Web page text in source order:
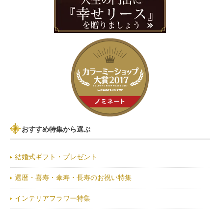
おすすめ特集から選ぶ
結婚式ギフト・プレゼント
還暦・喜寿・傘寿・長寿のお祝い特集
インテリアフラワー特集